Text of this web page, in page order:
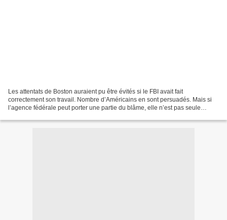
Les attentats de Boston auraient pu être évités si le FBI avait fait
correctement son travail. Nombre d’Américains en sont persuadés. Mais si
l’agence fédérale peut porter une partie du blâme, elle n’est pas seule